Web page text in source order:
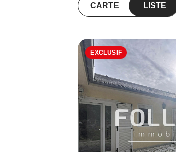
CARTE LISTE
EXCLUSIF